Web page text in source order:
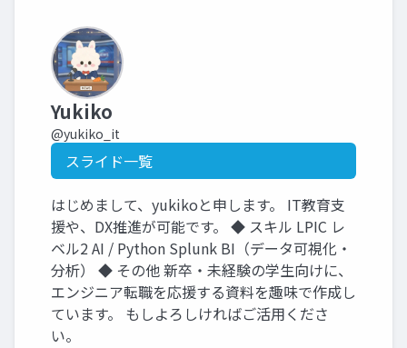
Yukiko
@yukiko_it
スライド一覧
はじめまして、yukikoと申します。 IT教育支
援や、DX推進が可能です。 ◆ スキル LPIC レ
ベル2 AI / Python Splunk BI（データ可視化・
分析） ◆ その他 新卒・未経験の学生向けに、
エンジニア転職を応援する資料を趣味で作成し
ています。 もしよろしければご活用くださ
い。